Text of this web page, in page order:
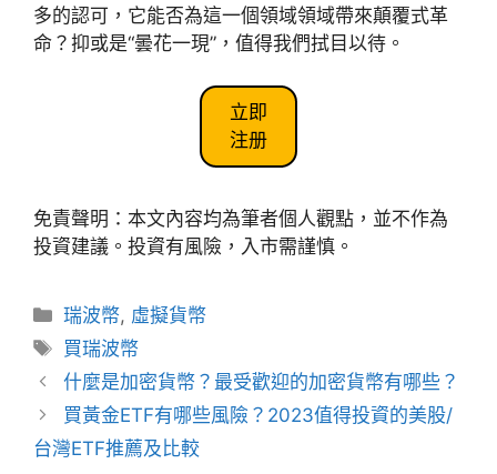
多的認可，它能否為這一個領域領域帶來顛覆式革
命？抑或是“曇花一現”，值得我們拭目以待。
立即
注册
免責聲明：本文內容均為筆者個人觀點，並不作為
投資建議。投資有風險，入市需謹慎。
分
類
瑞波幣, 虛擬貨幣
標
籤
買瑞波幣
文
章
導
覽
什麼是加密貨幣？最受歡迎的加密貨幣有哪些？
買黃金ETF有哪些風險？2023值得投資的美股/
台灣ETF推薦及比較